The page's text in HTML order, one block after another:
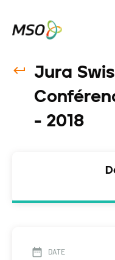
Jura
- 2018
DATE